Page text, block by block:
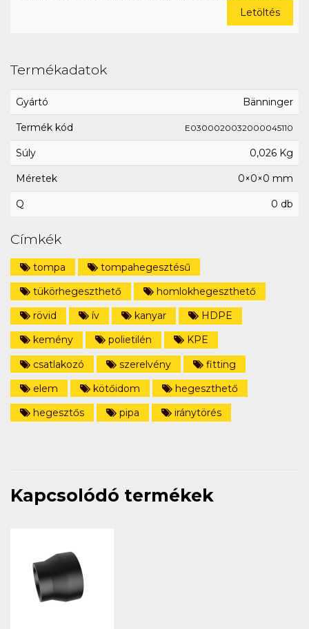
Letöltés
Termékadatok
Gyártó Bänninger
Termék kód E0300020032000045110
Súly 0,026 Kg
Méretek 0×0×0 mm
Q 0 db
Címkék
tompa
tompahegesztésű
tükörhegeszthető
homlokhegeszthető
rövid
ív kanyar
HDPE
kemény
polietilén
KPE
csatlakozó
szerelvény
fitting
elem
kötőidom
hegeszthető
hegesztős
pipa iránytörés
Kapcsolódó termékek